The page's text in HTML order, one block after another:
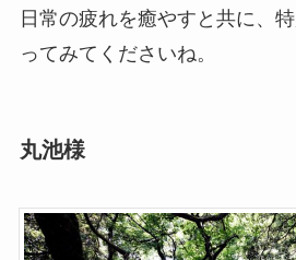
日常の疲れを癒やすと共に、
ってみてくださいね。
丸池様